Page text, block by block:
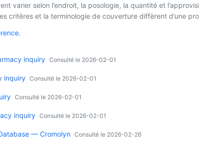
varier selon l’endroit, la posologie, la quantité et
et la terminologie de couverture diffèrent d’une
inquiry Consulté le 2026-02-01
inquiry Consulté le 2026-02-01
Consulté le 2026-02-01
inquiry Consulté le 2026-02-01
— Cromolyn Consulté le 2026-02-26